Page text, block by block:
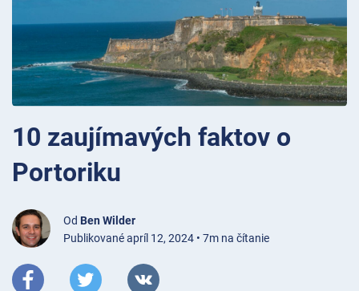
10 zaujímavých faktov o
Portoriku
Od Ben Wilder
Publikované apríl 12, 2024 • 7m na čítanie